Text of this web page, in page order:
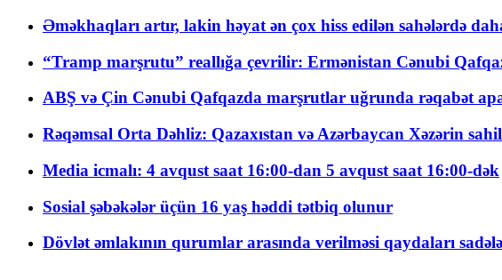
Əməkhaqları artır, lakin həyat ən çox hiss edilən sahələrdə
“Tramp marşrutu” reallığa çevrilir: Ermənistan Cənubi
ABŞ və Çin Cənubi Qafqazda marşrutlar uğrunda rəqabət
Rəqəmsal Orta Dəhliz: Qazaxıstan və Azərbaycan Xəzərin
Media icmalı: 4 avqust saat 16:00-dan 5 avqust saat 16:00-dək
Sosial şəbəkələr üçün 16 yaş həddi tətbiq olunur
Dövlət əmlakının qurumlar arasında verilməsi qaydaları